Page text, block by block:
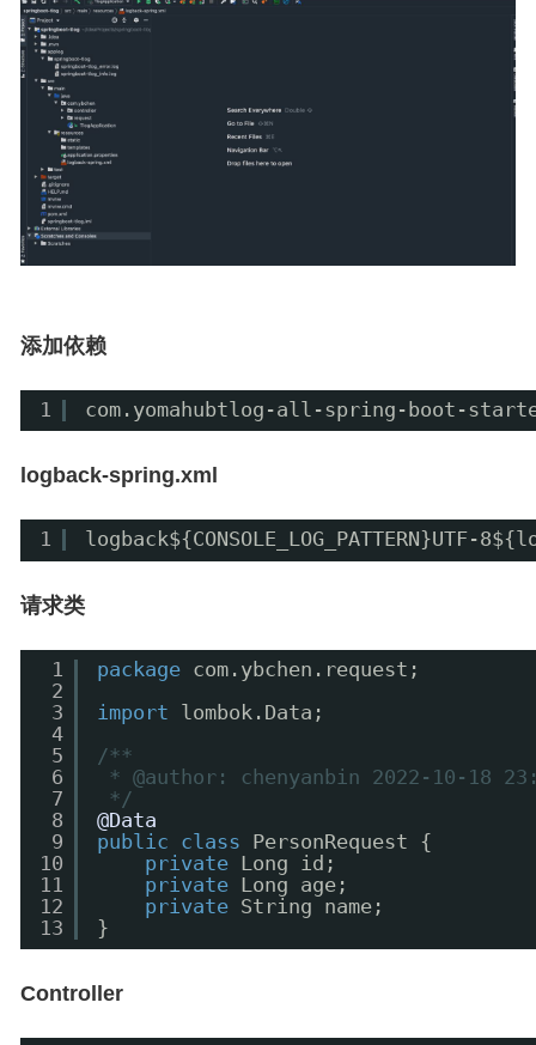
添加依赖
1 com.yomahubtlog-all-spring-boot-
logback-spring.xml
1
请求类
1
2
3
4
5
6
7
8
9
10
11
12
13
package com.ybchen.request;
import
lombok.Data;
/**
* @author: chenyanbin 2022-10-18
*/
@Data
public
class
PersonRequest {
private Long id;
private Long age;
private String name;
}
Controller